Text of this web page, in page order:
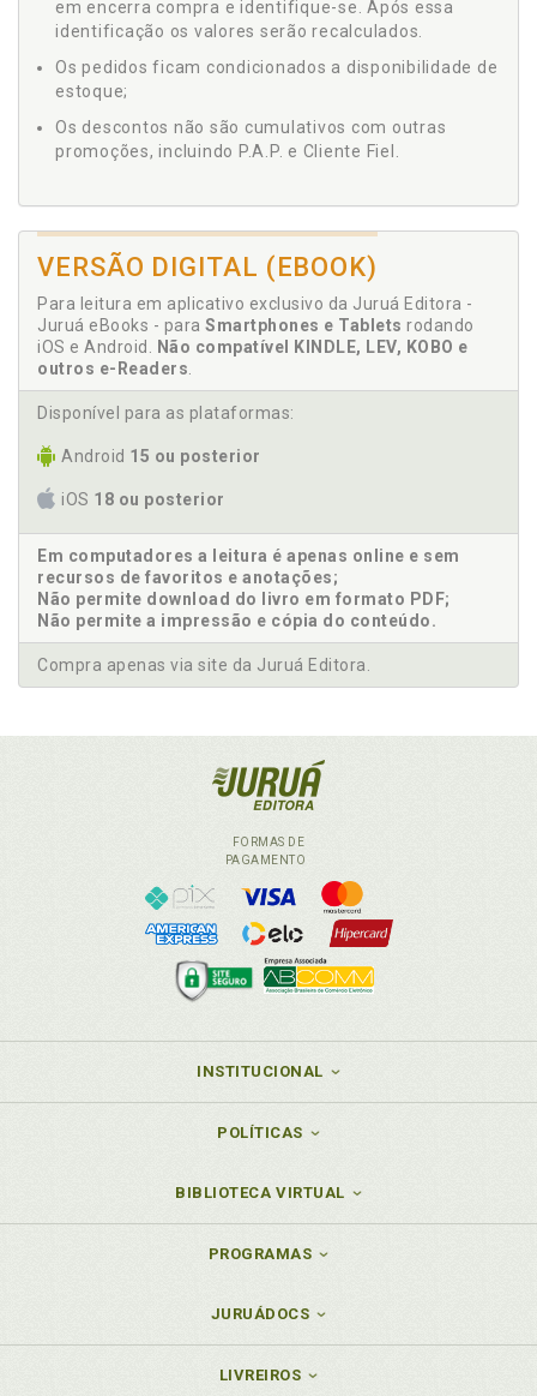
em encerra compra e identifique-se. Após essa
identificação os valores serão recalculados.
Os pedidos ficam condicionados a disponibilidade de
estoque;
Os descontos não são cumulativos com outras
promoções, incluindo P.A.P. e Cliente Fiel.
VERSÃO DIGITAL (EBOOK)
Para leitura em aplicativo exclusivo da Juruá Editora -
Juruá eBooks - para Smartphones e Tablets rodando
iOS e Android.
Não compatível KINDLE, LEV, KOBO e
outros e-Readers
Disponível para as plataformas:
Android 15 ou posterior
iOS 18 ou posterior
Em computadores a leitura é apenas online e sem
recursos de favoritos e anotações;
Não permite download do livro em formato PDF;
Não permite a impressão e cópia do conteúdo.
Compra apenas via site da Juruá Editora.
FORMAS DE
PAGAMENTO
INSTITUCIONAL
POLÍTICAS
BIBLIOTECA VIRTUAL
PROGRAMAS
JURUÁDOCS
LIVREIROS